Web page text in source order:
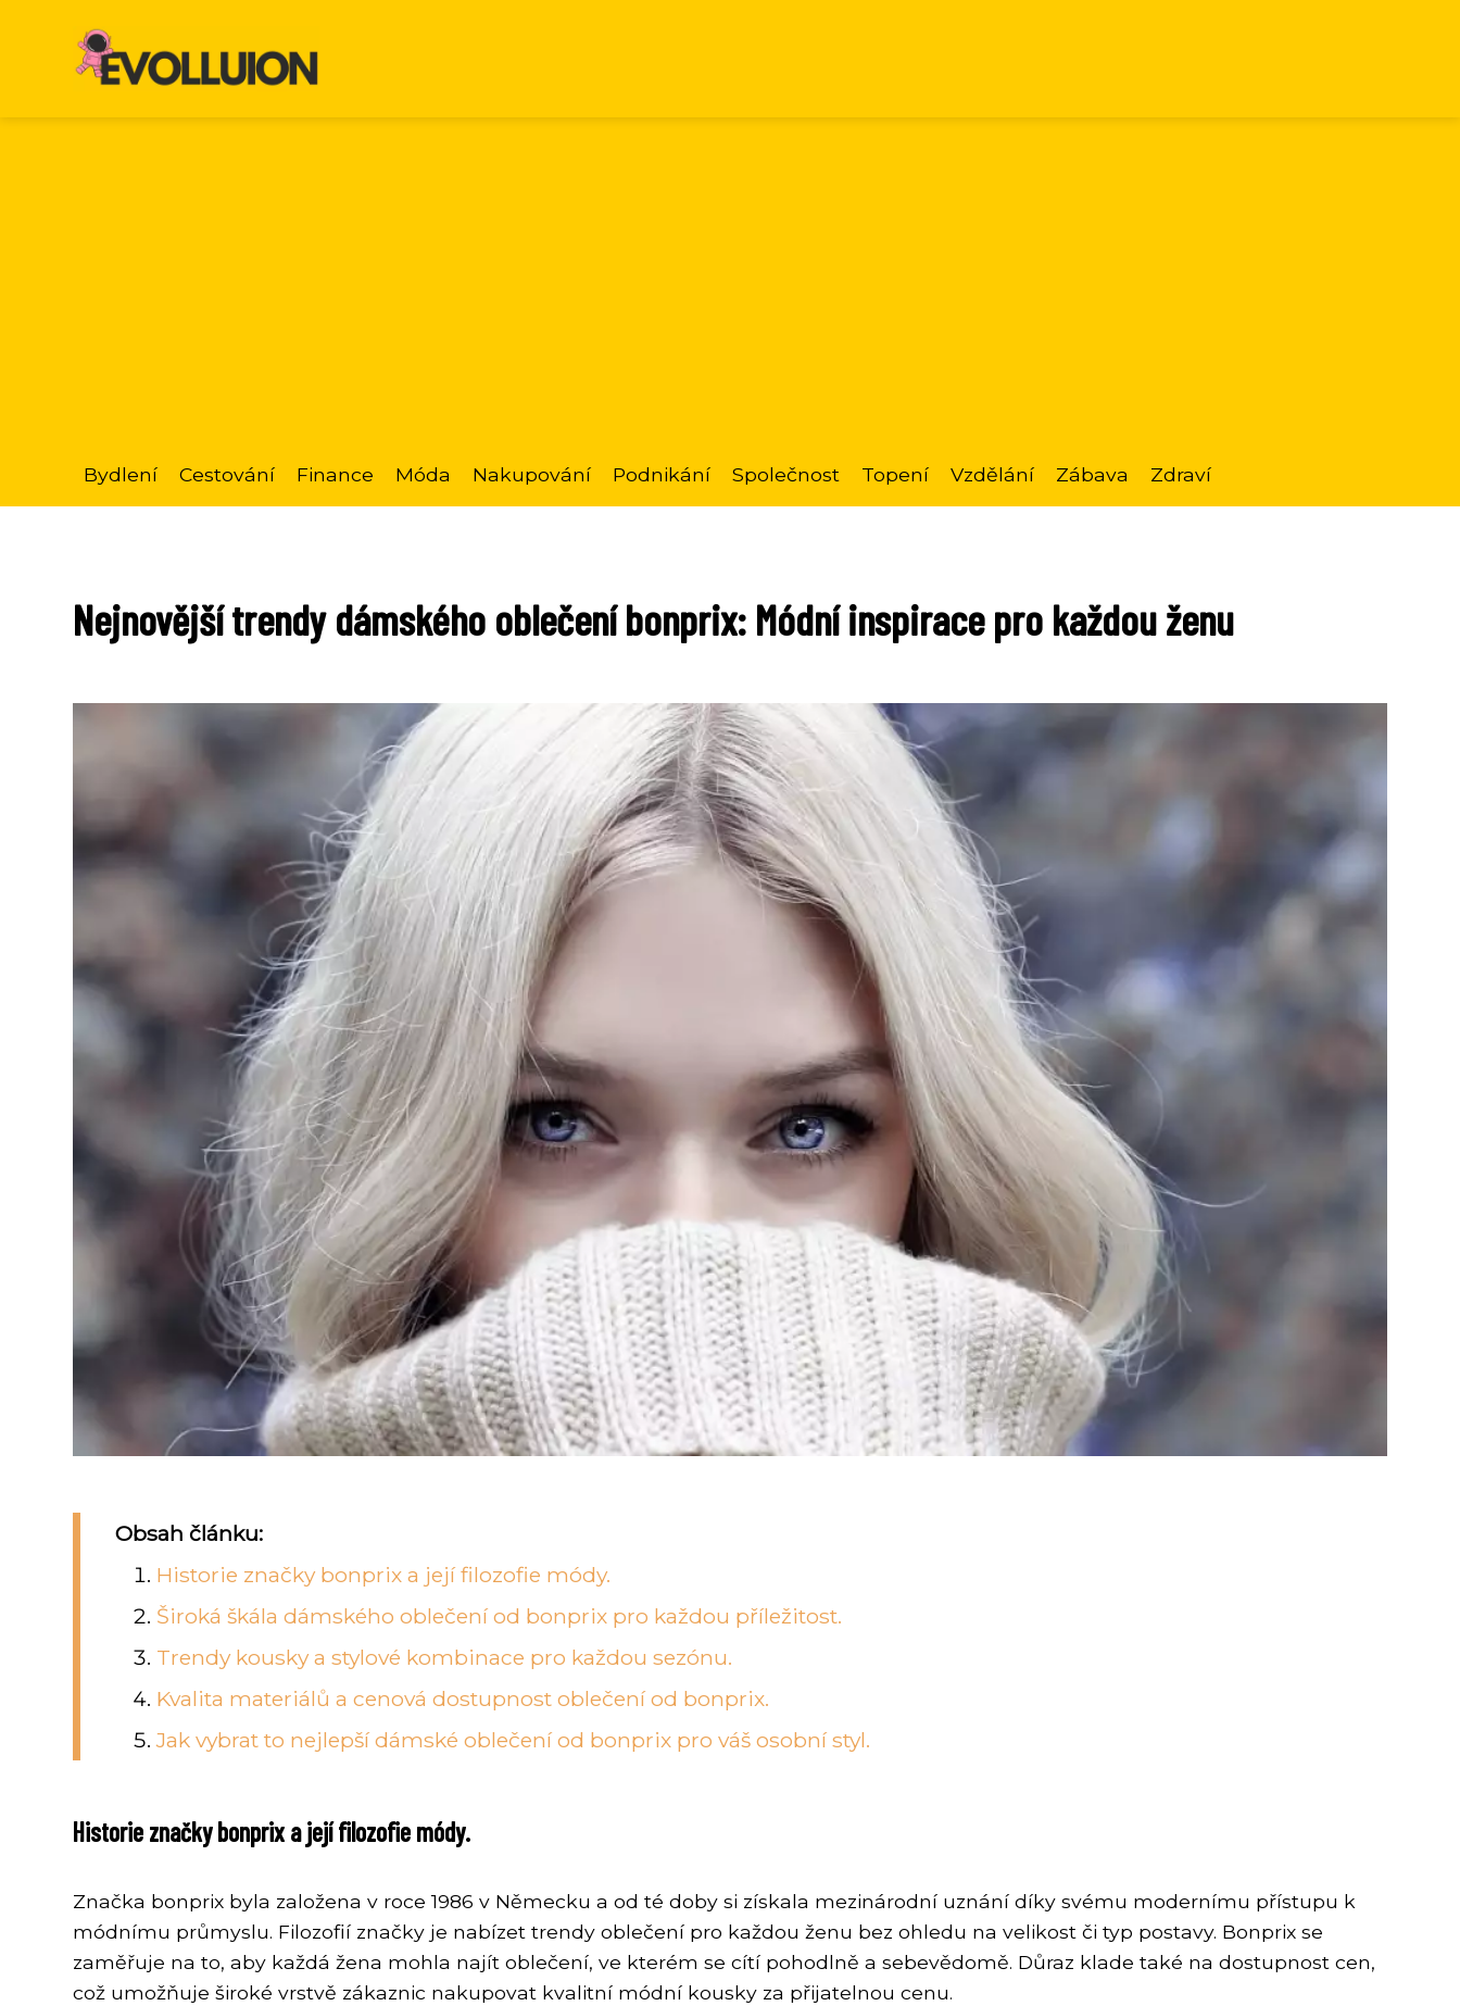
Bydlení Cestování Finance Móda Nakupování Podnikání Společnost Topení Vzdělání Zábava Zdraví
Nejnovější trendy dámského oblečení bonprix: Módní inspirace pro každou ženu
Obsah článku:
Historie značky bonprix a její filozofie módy.
Široká škála dámského oblečení od bonprix pro každou příležitost.
Trendy kousky a stylové kombinace pro každou sezónu.
Kvalita materiálů a cenová dostupnost oblečení od bonprix.
Jak vybrat to nejlepší dámské oblečení od bonprix pro váš osobní styl.
Historie značky bonprix a její filozofie módy.
Značka bonprix byla založena v roce 1986 v Německu a od té doby si získala mezinárodní uznání díky svému modernímu přístupu k
módnímu průmyslu. Filozofií značky je nabízet trendy oblečení pro každou ženu bez ohledu na velikost či typ postavy. Bonprix se
zaměřuje na to, aby každá žena mohla najít oblečení, ve kterém se cítí pohodlně a sebevědomě. Důraz klade také na dostupnost cen,
což umožňuje široké vrstvě zákaznic nakupovat kvalitní módní kousky za přijatelnou cenu.